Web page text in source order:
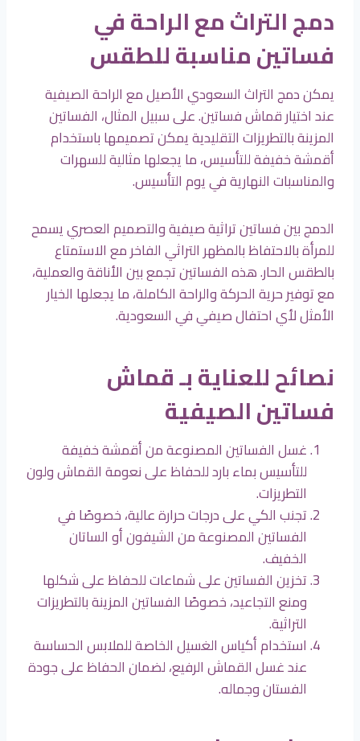
دمج التراث مع الراحة في
فساتين مناسبة للطقس
يمكن دمج التراث السعودي الأصيل مع الراحة الصيفية
عند اختيار قماش فساتين. على سبيل المثال، الفساتين
المزينة بالتطريزات التقليدية يمكن تصميمها باستخدام
أقمشة خفيفة للتأسيس، ما يجعلها مثالية للسهرات
والمناسبات النهارية في يوم التأسيس.
الدمج بين فساتين تراثية صيفية والتصميم العصري يسمح
للمرأة بالاحتفاظ بالمظهر التراثي الفاخر مع الاستمتاع
بالطقس الحار. هذه الفساتين تجمع بين الأناقة والعملية،
مع توفير حرية الحركة والراحة الكاملة، ما يجعلها الخيار
الأمثل لأي احتفال صيفي في السعودية.
نصائح للعناية بـ قماش
فساتين الصيفية
غسل الفساتين المصنوعة من أقمشة خفيفة
للتأسيس بماء بارد للحفاظ على نعومة القماش ولون
التطريزات.
تجنب الكي على درجات حرارة عالية، خصوصًا في
الفساتين المصنوعة من الشيفون أو الساتان
الخفيف.
تخزين الفساتين على شماعات للحفاظ على شكلها
ومنع التجاعيد، خصوصًا الفساتين المزينة بالتطريزات
التراثية.
استخدام أكياس الغسيل الخاصة للملابس الحساسة
عند غسل القماش الرفيع، لضمان الحفاظ على جودة
الفستان وجماله.